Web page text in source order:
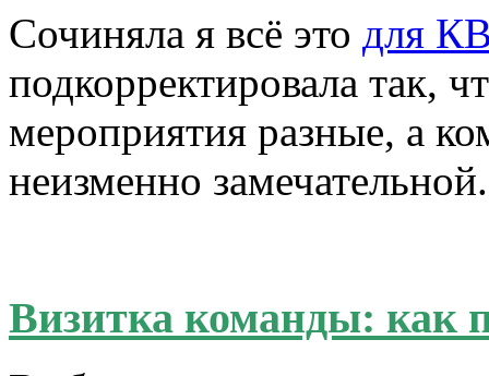
Сочиняла я всё это для
подкорректировала так,
мероприятия разные, а
неизменно замечательной.
Визитка команды: как